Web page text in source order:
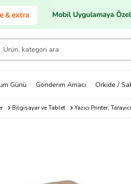
Günü Gönderim Amacı Orkide /
Bilgisayar ve Tablet Yazıcı Printer,